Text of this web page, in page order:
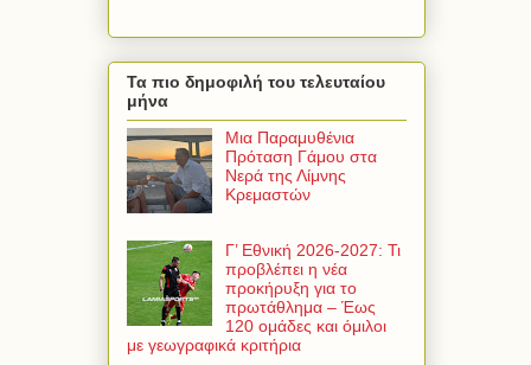
Τα πιο δημοφιλή του τελευταίου
μήνα
Μια Παραμυθένια
Πρόταση Γάμου στα
Νερά της Λίμνης
Κρεμαστών
Γ’ Εθνική 2026-2027: Τι
προβλέπει η νέα
προκήρυξη για το
πρωτάθλημα – Έως
120 ομάδες και όμιλοι
με γεωγραφικά κριτήρια